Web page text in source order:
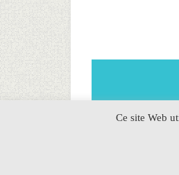
Ce site Web